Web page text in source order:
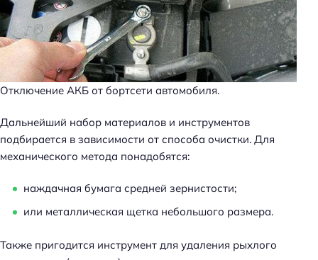
Отключение АКБ от бортсети автомобиля.
Дальнейший набор материалов и инструментов
подбирается в зависимости от способа очистки. Для
механического метода понадобятся:
наждачная бумага средней зернистости;
или металлическая щетка небольшого размера.
Также пригодится инструмент для удаления рыхлого